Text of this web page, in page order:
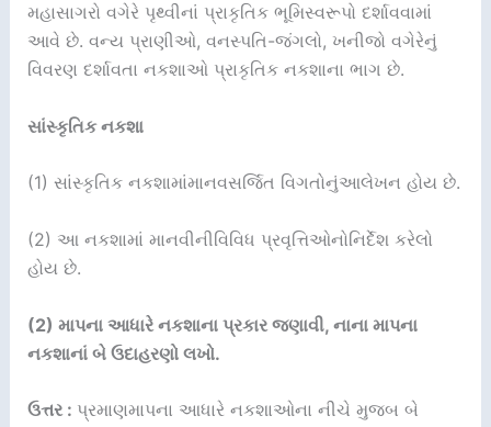
મહાસાગરો વગેરે પૃથ્વીનાં પ્રાકૃતિક ભૂમિસ્વરૂપો દર્શાવવામાં
આવે છે. વન્ય પ્રાણીઓ, વનસ્પતિ-જંગલો, ખનીજો વગેરેનું
વિવરણ દર્શાવતા નકશાઓ પ્રાકૃતિક નકશાના ભાગ છે.
સાંસ્કૃતિક નકશા
(1) સાંસ્કૃતિક નકશામાંમાનવસર્જિત વિગતોનુંઆલેખન હોય છે.
(2) આ નકશામાં માનવીનીવિવિધ પ્રવૃત્તિઓનોનિર્દેશ કરેલો
હોય છે.
(2) માપના આધારે નકશાના પ્રકાર જણાવી, નાના માપના
નકશાનાં બે ઉદાહરણો લખો.
ઉત્તર : પ્રમાણમાપના આધારે નકશાઓના નીચે મુજબ બે